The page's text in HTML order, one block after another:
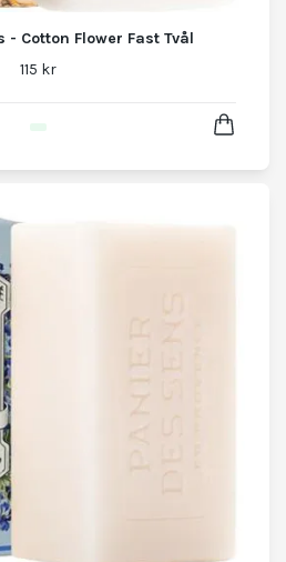
- Cotton Flower Fast Tvål
115 kr